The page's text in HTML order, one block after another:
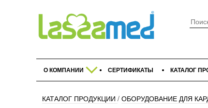
О КОМПАНИИ СЕРТИФИКАТЫ КАТАЛОГ
КАТАЛОГ ПРОДУКЦИИ / ОБОРУДОВАНИЕ ДЛЯ